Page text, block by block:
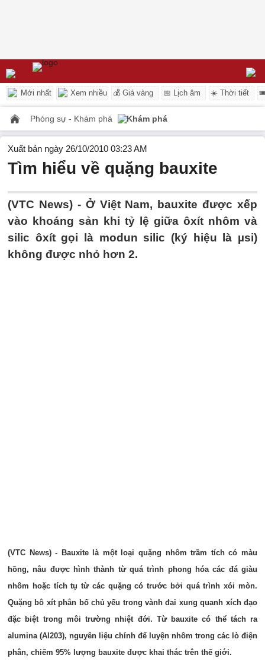
Mới nhất Xem nhiều 💰 Giá vàng 📅 Lịch âm ☀️ Thời tiết
Phóng sự - Khám phá Khám phá
Xuất bản ngày 26/10/2010 03:23 AM
Tìm hiểu về quặng bauxite
(VTC News) - Ở Việt Nam, bauxite được xếp
vào khoáng sản khi tỷ lệ giữa ôxít nhôm và
silic ôxít gọi là modun silic (ký hiệu là µsi)
không được nhỏ hơn 2.
(VTC News) - Bauxite là một loại quặng nhôm trầm tích có màu
hồng, nâu được hình thành từ quá trình phong hóa các đá giàu
nhôm hoặc tích tụ từ các quặng có trước bởi quá trình xói mòn.
Quặng bô xít phân bố chủ yếu trong vành đai xung quanh xích đạo
đặc biệt trong môi trường nhiệt đới. Từ bauxite có thể tách ra
alumina (Al203), nguyên liệu chính để luyện nhôm trong các lò điện
phân, chiếm 95% lượng bauxite được khai thác trên thế giới.